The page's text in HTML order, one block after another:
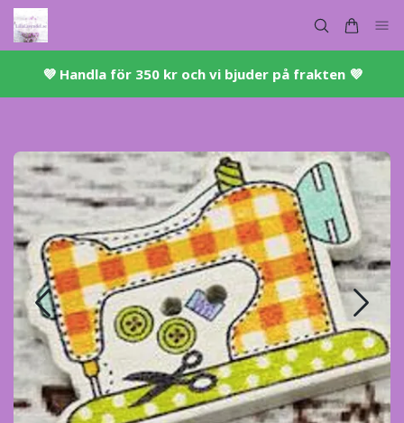
💜 ​Handla för 350 kr och vi bjuder på frakten 💜​